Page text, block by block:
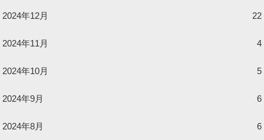
2024年12月 22
2024年11月 4
2024年10月 5
2024年9月 6
2024年8月 6